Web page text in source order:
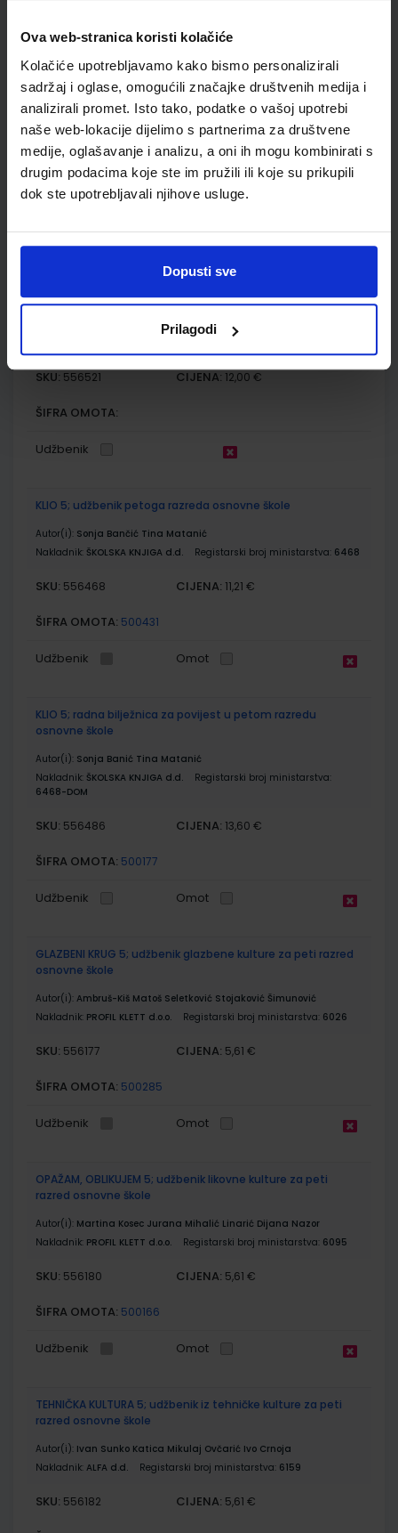
Ova web-stranica koristi kolačiće
Kolačiće upotrebljavamo kako bismo personalizirali
sadržaj i oglase, omogućili značajke društvenih medija i
analizirali promet. Isto tako, podatke o vašoj upotrebi
naše web-lokacije dijelimo s partnerima za društvene
medije, oglašavanje i analizu, a oni ih mogu kombinirati s
drugim podacima koje ste im pružili ili koje su prikupili
dok ste upotrebljavali njihove usluge.
Dopusti sve
Prilagodi
GEA 1; radna bilježnica za geografiju u petom razredu
Autor(i): Danijel Orešić Igor Tišma Ružica Vuk Alenka Bujan
Nakladnik:ŠKOLSKA KNJIGA d.d. Registarski broj ministarstva:6018-
SKU:556173 CIJENA:13,60 €
ŠIFRA OMOTA: 500170
GEA 1; nastavni listići za samovrednovanje i razumijevanje
geografskih vještina
SKU: 556521 CIJENA: 12,00 €
ŠIFRA OMOTA:
Udžbenik
KLIO 5; udžbenik petoga razreda osnovne škole
Autor(i): Sonja Bančić Tina Matanić
Nakladnik: ŠKOLSKA KNJIGA d.d. Registarski broj ministarstva: 6468
SKU: 556468 CIJENA: 11,21 €
ŠIFRA OMOTA: 500431
Udžbenik Omot
KLIO 5; radna bilježnica za povijest u petom razredu
osnovne škole
Autor(i): Sonja Banić Tina Matanić
Nakladnik: ŠKOLSKA KNJIGA d.d.
Registarski broj ministarstva:
6468-DOM
SKU: 556486 CIJENA: 13,60 €
ŠIFRA OMOTA: 500177
Udžbenik Omot
GLAZBENI KRUG 5; udžbenik glazbene kulture za peti razred
osnovne škole
Autor(i): Ambruš-Kiš Matoš Seletković Stojaković Šimunović
Nakladnik: PROFIL KLETT d.o.o. Registarski broj ministarstva: 6026
SKU: 556177 CIJENA: 5,61 €
ŠIFRA OMOTA: 500285
Udžbenik Omot
OPAŽAM, OBLIKUJEM 5; udžbenik likovne kulture za peti
razred osnovne škole
Autor(i): Martina Kosec Jurana Mihalić Linarić Dijana Nazor
Nakladnik: PROFIL KLETT d.o.o. Registarski broj ministarstva: 6095
SKU: 556180 CIJENA: 5,61 €
ŠIFRA OMOTA: 500166
Udžbenik Omot
TEHNIČKA KULTURA 5; udžbenik iz tehničke kulture za peti
razred osnovne škole
Autor(i): Ivan Sunko Katica Mikulaj Ovčarić Ivo Crnoja
Nakladnik: ALFA d.d. Registarski broj ministarstva: 6159
SKU: 556182 CIJENA: 5,61 €